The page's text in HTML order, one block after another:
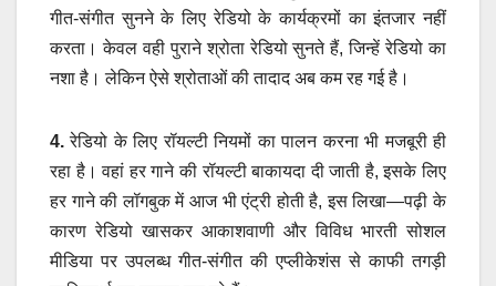
गीत-संगीत सुनने के लिए रेडियो के कार्यक्रमों का इंतजार नहीं
करता। केवल वही पुराने श्रोता रेडियो सुनते हैं, जिन्हें रेडियो का
नशा है। लेकिन ऐसे श्रोताओं की तादाद अब कम रह गई है।
4. रेडियो के लिए रॉयल्टी नियमों का पालन करना भी मजबूरी ही
रहा है। वहां हर गाने की रॉयल्टी बाकायदा दी जाती है, इसके लिए
हर गाने की लॉगबुक में आज भी एंट्री होती है, इस लिखा—पढ़ी के
कारण रेडियो खासकर आकाशवाणी और विविध भारती सोशल
मीडिया पर उपलब्ध गीत-संगीत की एप्लीकेशंस से काफी तगड़ी